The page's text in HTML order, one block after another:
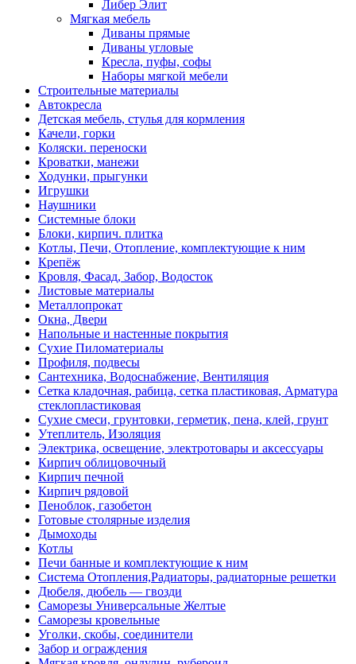
Либер Элит
Мягкая мебель
Диваны прямые
Диваны угловые
Кресла, пуфы, софы
Наборы мягкой мебели
Строительные материалы
Автокресла
Детская мебель, стулья для кормления
Качели, горки
Коляски. переноски
Кроватки, манежи
Ходунки, прыгунки
Игрушки
Наушники
Системные блоки
Блоки, кирпич. плитка
Котлы, Печи, Отопление, комплектующие к ним
Крепёж
Кровля, Фасад, Забор, Водосток
Листовые материалы
Металлопрокат
Окна, Двери
Напольные и настенные покрытия
Сухие Пиломатериалы
Профиля, подвесы
Сантехника, Водоснабжение, Вентиляция
Сетка кладочная, рабица, сетка пластиковая, Арматура
стеклопластиковая
Сухие смеси, грунтовки, герметик, пена, клей, грунт
Утеплитель, Изоляция
Электрика, освещение, электротовары и аксессуары
Кирпич облицовочный
Кирпич печной
Кирпич рядовой
Пеноблок, газобетон
Готовые столярные изделия
Дымоходы
Котлы
Печи банные и комплектующие к ним
Система Отопления,Радиаторы, радиаторные решетки
Дюбеля, дюбель — гвозди
Саморезы Универсальные Желтые
Саморезы кровельные
Уголки, скобы, соединители
Забор и ограждения